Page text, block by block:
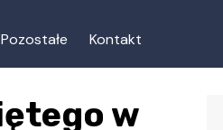
Pozostałe Kontakt
w